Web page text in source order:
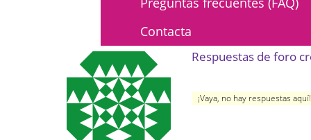
Contacta
Respuestas de foro
¡Vaya, no hay respuestas aquí!